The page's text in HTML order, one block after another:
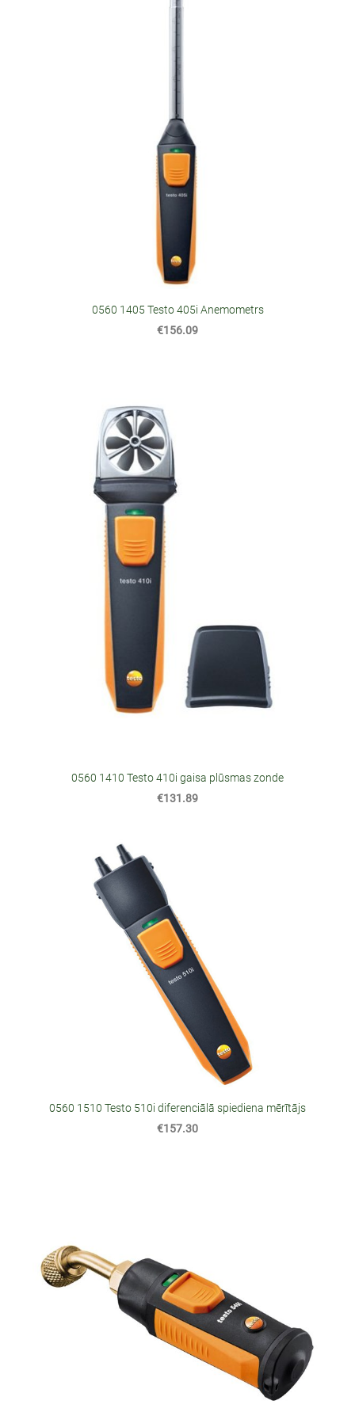
0560 1405 Testo 405i Anemometrs
€156.09
0560 1410 Testo 410i gaisa plūsmas zonde
€131.89
0560 1510 Testo 510i diferenciālā spiediena mērītājs
€157.30